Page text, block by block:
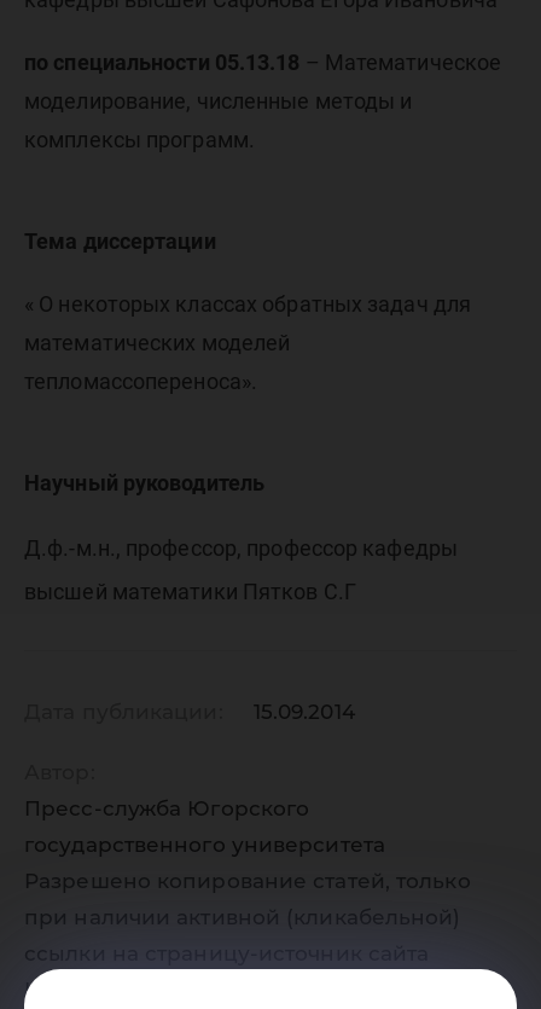
высшей
по специальности 05.13.18 – Математическое
моделирование, численные методы и
комплексы программ.
Тема диссертации
« О некоторых классах обратных задач для
математических моделей
тепломассопереноса».
Научный руководитель
Д.ф.-м.н., профессор, профессор кафедры
высшей математики Пятков С.Г
15.09.2014
Пресс-служба Югорского
государственного университета
Разрешено копирование статей, только
при наличии активной (кликабельной)
ссылки на страницу-источник сайта
Югорского государственного